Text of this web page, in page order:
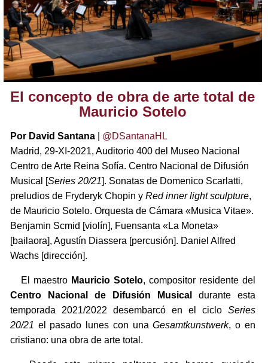
El concepto de obra de arte total de
Mauricio Sotelo
Por David Santana| @DSantanaHL
Madrid, 29-XI-2021, Auditorio 400 del Museo Nacional
Centro de Arte Reina Sofía. Centro Nacional de Difusión
Musical [Series 20/21]. Sonatas de Domenico Scarlatti,
preludios de Fryderyk Chopin y Red inner light sculpture,
de Mauricio Sotelo. Orquesta de Cámara «Musica Vitae».
Benjamin Scmid [violín], Fuensanta «La Moneta»
[bailaora], Agustín Diassera [percusión]. Daniel Alfred
Wachs [dirección].
El maestro Mauricio Sotelo, compositor residente del
Centro Nacional de Difusión Musical
durante esta
temporada 2021/2022 desembarcó en el ciclo Series
20/21 el pasado lunes con unaGesamtkunstwerk, o en
cristiano: una obra de arte total.